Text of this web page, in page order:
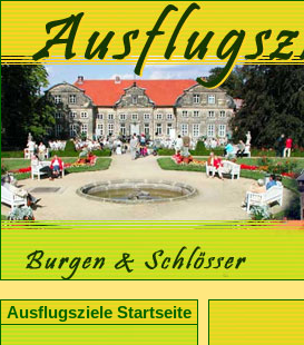
Ausflugsziele Startseite